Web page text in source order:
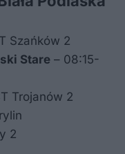
Szańków 2
Stare – 08:15-
Trojanów 2
2